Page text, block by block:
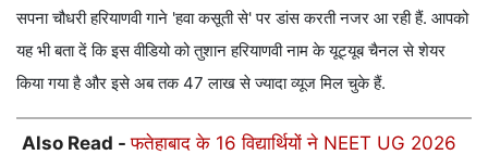
सपना चौधरी हरियाणवी गाने 'हवा कसूती से' पर डांस करती नजर आ रही हैं. आपको
यह भी बता दें कि इस वीडियो को तुशान हरियाणवी नाम के यूट्यूब चैनल से शेयर
किया गया है और इसे अब तक 47 लाख से ज्यादा व्यूज मिल चुके हैं.
Also Read -फतेहाबाद के 16 विद्यार्थियों ने NEET UG 2026